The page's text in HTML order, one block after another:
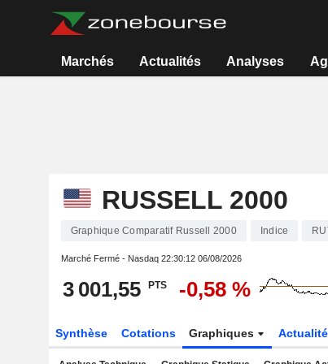
Marchés Actualités Analyses
RUSSELL 2000
Graphique Comparatif Russell 2000 Indice
Marché Fermé - Nasdaq 22:30:12 06/08/2026
3 001,55 PTS -0,58 %
Synthèse Cotations Graphiques